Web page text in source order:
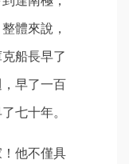
體來說，
船長早了
早了一百
七十年。
他不僅具